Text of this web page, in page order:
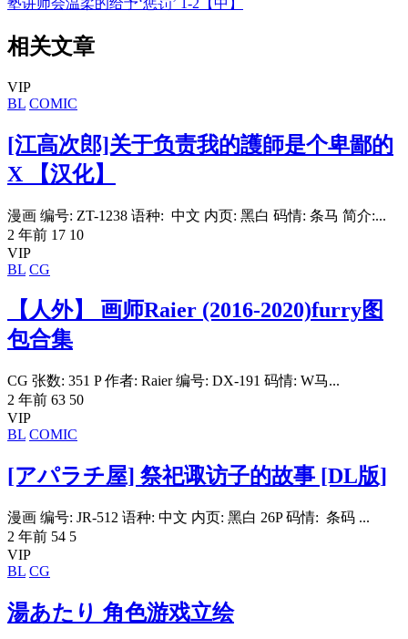
相关文章
VIP
BL COMIC
[江高次郎]关于负责我的護師是个卑鄙的
X 【汉化】
漫画 编号: ZT-1238 语种: 中文 内页: 黑白 码情: 条马 简介:...
2 年前 17 10
VIP
BL CG
【人外】 画师Raier (2016-2020)furry图
包合集
CG 张数: 351 P 作者: Raier 编号: DX-191 码情: W马...
2 年前 63 50
VIP
BL COMIC
[アパラチ屋] 祭祀诹访子的故事 [DL版]
漫画 编号: JR-512 语种: 中文 内页: 黑白 26P 码情: 条码 ...
2 年前 54 5
VIP
BL CG
湯あたり 角色游戏立绘